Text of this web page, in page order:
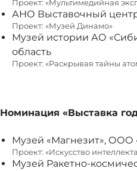
Проект: «Мультимедийная
АНО Выставочный
Проект: «Музей Динамо»
Музей истории АО
область
Проект: «Раскрывая тайны
Номинация «Выставка
Музей «Магнезит», ООО
Проект: «Искусство
Музей Ракетно-